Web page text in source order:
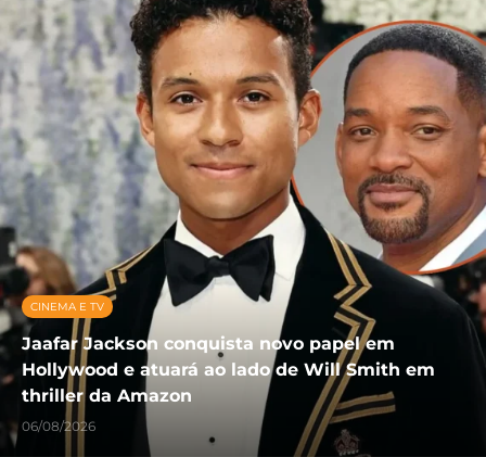
CINEMA E TV
Jaafar Jackson conquista novo papel em
Hollywood e atuará ao lado de Will Smith em
thriller da Amazon
06/08/2026